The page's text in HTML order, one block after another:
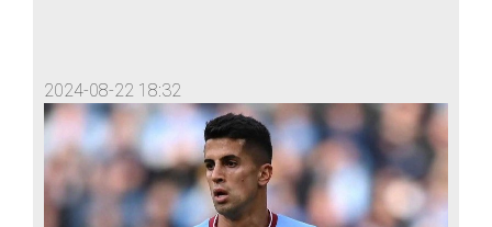
2024-08-22 18:32